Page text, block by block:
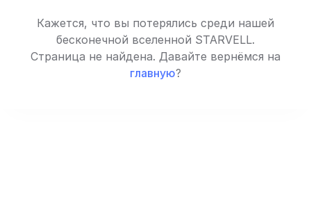
Кажется, что вы потерялись среди нашей
бесконечной вселенной STARVELL.
Страница не найдена. Давайте вернёмся на
главную?